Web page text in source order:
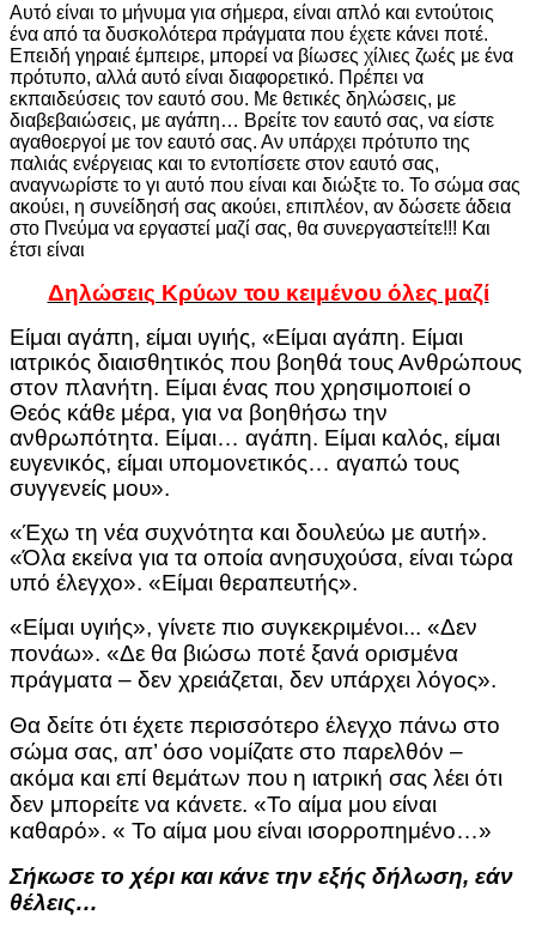
Αυτό είναι το μήνυμα για σήμερα, είναι απλό και εντούτοις
ένα από τα δυσκολότερα πράγματα που έχετε κάνει ποτέ.
Επειδή γηραιέ έμπειρε, μπορεί να βίωσες χίλιες ζωές με ένα
πρότυπο, αλλά αυτό είναι διαφορετικό. Πρέπει να
εκπαιδεύσεις τον εαυτό σου. Με θετικές δηλώσεις, με
διαβεβαιώσεις, με αγάπη… Βρείτε τον εαυτό σας, να είστε
αγαθοεργοί με τον εαυτό σας. Αν υπάρχει πρότυπο της
παλιάς ενέργειας και το εντοπίσετε στον εαυτό σας,
αναγνωρίστε το γι αυτό που είναι και διώξτε το. Το σώμα σας
ακούει, η συνείδησή σας ακούει, επιπλέον, αν δώσετε άδεια
στο Πνεύμα να εργαστεί μαζί σας, θα συνεργαστείτε!!! Και
έτσι είναι
Δηλώσεις Κρύων του κειμένου όλες μαζί
Είμαι αγάπη, είμαι υγιής, «Είμαι αγάπη. Είμαι
ιατρικός διαισθητικός που βοηθά τους Ανθρώπους
στον πλανήτη. Είμαι ένας που χρησιμοποιεί ο
Θεός κάθε μέρα, για να βοηθήσω την
ανθρωπότητα. Είμαι… αγάπη. Είμαι καλός, είμαι
ευγενικός, είμαι υπομονετικός… αγαπώ τους
συγγενείς μου».
«Έχω τη νέα συχνότητα και δουλεύω με αυτή».
«Όλα εκείνα για τα οποία ανησυχούσα, είναι τώρα
υπό έλεγχο». «Είμαι θεραπευτής».
«Είμαι υγιής», γίνετε πιο συγκεκριμένοι... «Δεν
πονάω». «Δε θα βιώσω ποτέ ξανά ορισμένα
πράγματα – δεν χρειάζεται, δεν υπάρχει λόγος».
Θα δείτε ότι έχετε περισσότερο έλεγχο πάνω στο
σώμα σας, απ’ όσο νομίζατε στο παρελθόν –
ακόμα και επί θεμάτων που η ιατρική σας λέει ότι
δεν μπορείτε να κάνετε. «Το αίμα μου είναι
καθαρό». « Το αίμα μου είναι ισορροπημένο…»
Σήκωσε το χέρι και κάνε την εξής δήλωση, εάν
θέλεις…